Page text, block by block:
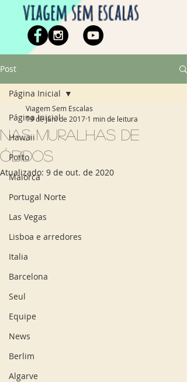
viagem sem escalas
Post
Página Inicial
Hawaii
Porto
Maiorca
Portugal Norte
Las Vegas
Lisboa e arredores
Italia
Barcelona
Seul
Equipe
News
Berlim
Algarve
Página Inicial
Nas muralhas de
Óbidos
Viagem Sem Escalas
19 de jan. de 2017 1 min de leitura
Atualizado: 9 de out. de 2020